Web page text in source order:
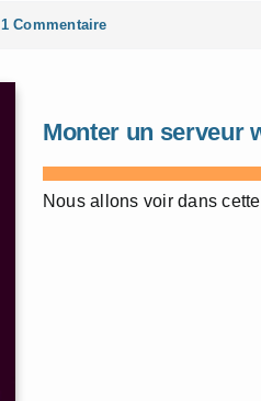
1 Commentaire
Monter un serveur
Nous allons voir dans